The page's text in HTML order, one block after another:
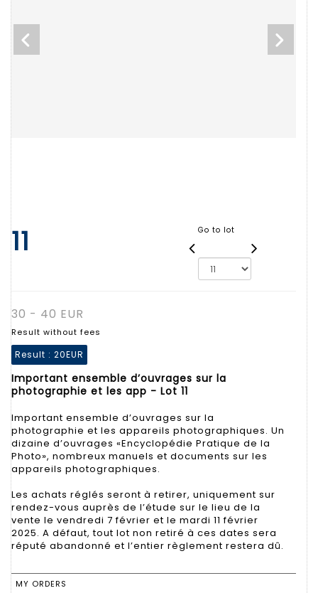
11 Go to lot
30 - 40 EUR
Result without fees
Result : 20EUR
Important ensemble d’ouvrages sur la
photographie et les app - Lot 11
Important ensemble d’ouvrages sur la
photographie et les appareils photographiques. Un
dizaine d’ouvrages «Encyclopédie Pratique de la
Photo», nombreux manuels et documents sur les
appareils photographiques.
Les achats réglés seront à retirer, uniquement sur
rendez-vous auprès de l’étude sur le lieu de la
vente le vendredi 7 février et le mardi 11 février
2025. A défaut, tout lot non retiré à ces dates sera
réputé abandonné et l’entier règlement restera dû.
MY ORDERS